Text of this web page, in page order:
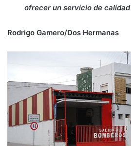
ofrecer un servicio de
Rodrigo Gamero/Dos Hermanas